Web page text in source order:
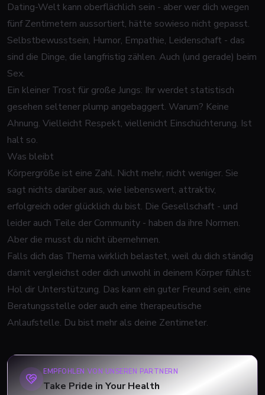
Dating-Welt kann oberflächlich sein - aber wer dich wegen
fünf Zentimetern aussortiert, hätte sowieso nicht gepasst.
Selbstbewusstsein, Humor, Empathie, Leidenschaft - das
sind die Dinge, die langfristig zählen. Auch (und gerade) beim
Sex.
Ein kleiner Trost für große Jungs: Ihr werdet statistisch
gesehen seltener plump angebaggert. Warum? Keine
Ahnung. Vielleicht Respekt, viellenicht Einschüchterung. Ist
halt so.
Was bleibt
Körpergröße ist eine Zahl. Nicht mehr, nicht weniger. Sie
sagt nichts darüber aus, wie liebenswert, attraktiv,
erfolgreich oder glücklich du bist. Die Gesellschaft - und
leider auch Teile der Community - haben da ihre Normen.
Aber die musst du nicht übernehmen.
Falls dich das Thema wirklich belastet, weil du dich ständig
damit vergleichst oder dich unwohl in deinem Körper fühlst:
Hol dir Unterstützung. Das kann ein guter Freund sein, eine
Beratungsstelle oder auch eine therapeutische
Anlaufstelle. Du bist mehr als deine Zentimeter.
EMPFOHLEN VON UNSEREN PARTNERN
Take Pride in Your Health